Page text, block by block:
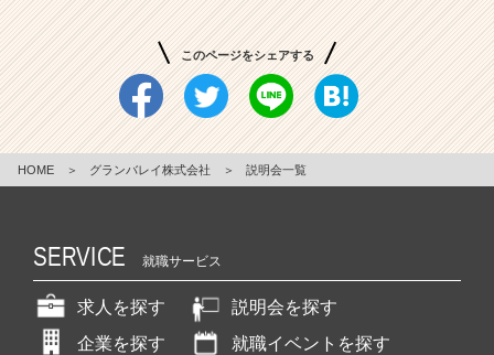
e
e
r
a
r
このページをシェアする
HOME ＞ グランバレイ株式会社 ＞ 説明会一覧
SERVICE 就職サービス
求人を探す
説明会を探す
企業を探す
就職イベントを探す